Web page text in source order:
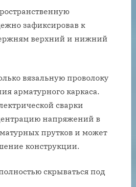
зафиксировав к
верхний и нижний
вязальную проволоку
арматурного каркаса.
сварки
напряжений в
прутков и может
конструкции.